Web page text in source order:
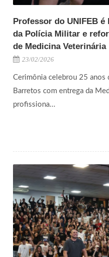
Professor do UNIFEB é
da Polícia Militar e
de Medicina Veterinária
23/02/2026
Cerimônia celebrou 25 anos
Barretos com entrega da
profissiona...